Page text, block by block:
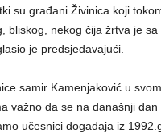
su građani Živinica koji
bliskog, nekog čija žrtva je
je predsjedavajući.
samir Kamenjaković u
važno da se na današnji dan
učesnici događaja iz